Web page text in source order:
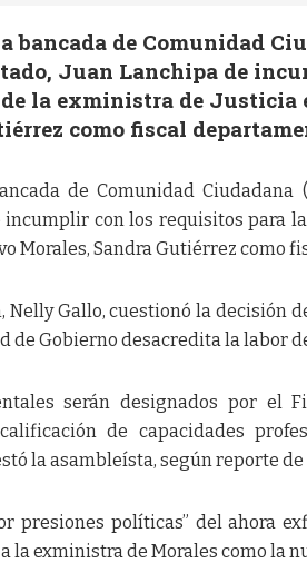
bancada de Comunidad
Juan Lanchipa de
la exministra de Justicia
como fiscal
de Comunidad Ciudadana
incumplir con los requisitos para
Morales, Sandra Gutiérrez como
Nelly Gallo, cuestionó la decisión
de Gobierno desacredita la labor
serán designados por el
de capacidades
la asambleísta, según reporte de
presiones políticas” del ahora
la exministra de Morales como la